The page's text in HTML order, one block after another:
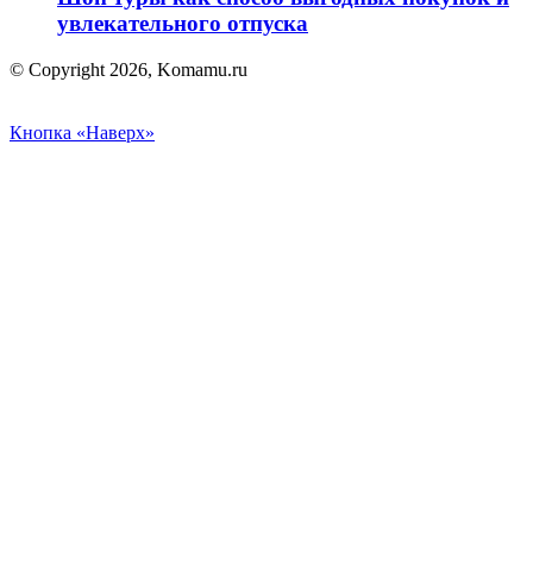
увлекательного отпуска
© Copyright 2026, Komamu.ru
Кнопка «Наверх»